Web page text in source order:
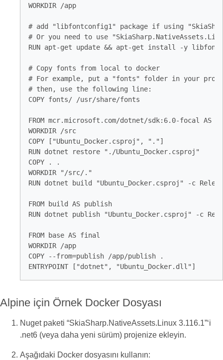
WORKDIR /app
# add "libfontconfig1" package if using
# Or you need to use
RUN apt-get update && apt-get install -y
# Copy fonts from local to docker
# For example, put a "fonts" folder in your
# then, use the following line:
COPY fonts/ /usr/share/fonts
FROM mcr.microsoft.com/dotnet/sdk:6.0-focal AS
WORKDIR /src
COPY ["Ubuntu_Docker.csproj", "."]
RUN dotnet restore "./Ubuntu_Docker.csproj"
COPY . .
WORKDIR "/src/."
RUN dotnet build "Ubuntu_Docker.csproj" -c
FROM build AS publish
RUN dotnet publish "Ubuntu_Docker.csproj" -c
FROM base AS final
WORKDIR /app
COPY --from=publish /app/publish .
ENTRYPOINT ["dotnet", "Ubuntu_Docker.dll"]
Alpine için Örnek Docker Dosyası
Nuget paketi “SkiaSharp.NativeAssets.Linux 3.116.1”‘i
.net6 (veya daha yeni sürüm) projenize ekleyin.
Aşağıdaki Docker dosyasını kullanın: